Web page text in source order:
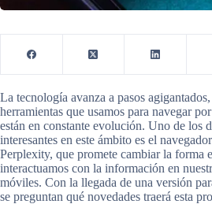
La tecnología avanza a pasos
herramientas que usamos para navegar
están en constante evolución. Uno de los
interesantes en este ámbito es el
Perplexity, que promete cambiar la forma
interactuamos con la información en
móviles. Con la llegada de una versión
se preguntan qué novedades traerá esta